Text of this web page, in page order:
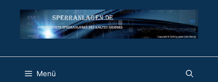
Inhalt
springen
Menü